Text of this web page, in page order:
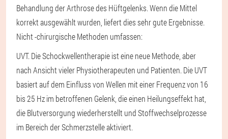
Behandlung der Arthrose des Hüftgelenks. Wenn die Mittel
korrekt ausgewählt wurden, liefert dies sehr gute Ergebnisse.
Nicht -chirurgische Methoden umfassen:
UVT. Die Schockwellentherapie ist eine neue Methode, aber
nach Ansicht vieler Physiotherapeuten und Patienten. Die UVT
basiert auf dem Einfluss von Wellen mit einer Frequenz von 16
bis 25 Hz im betroffenen Gelenk, die einen Heilungseffekt hat,
die Blutversorgung wiederherstellt und Stoffwechselprozesse
im Bereich der Schmerzstelle aktiviert.